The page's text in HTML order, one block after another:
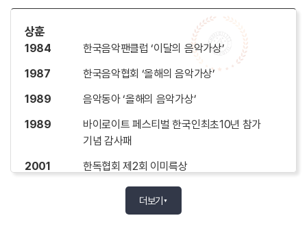
상훈
1984
한국음악팬클럽 ‘이달의 음악가상’
1987
한국음악협회 ‘올해의 음악가상’
1989
음악동아 ‘올해의 음악가상’
1989
바이로이트 페스티벌 한국인최초10년 참가
기념 감사패
2001
한독협회 제2회 이미륵상
바이로이트 페스티벌 한국인최초 20년 참가
더보기 ▼